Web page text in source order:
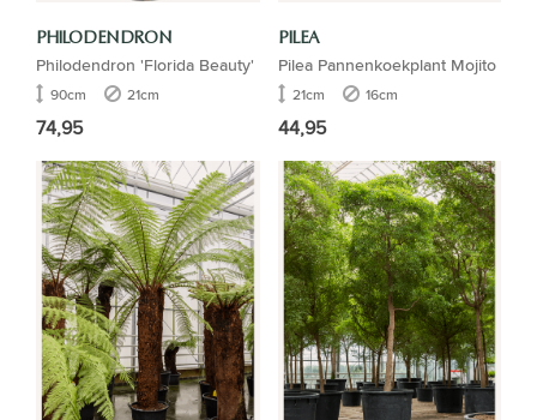
PHILODENDRON
Philodendron 'Florida Beauty'
90cm 21cm
74,95
PILEA
Pilea Pannenkoekplant Mojito
21cm 16cm
44,95